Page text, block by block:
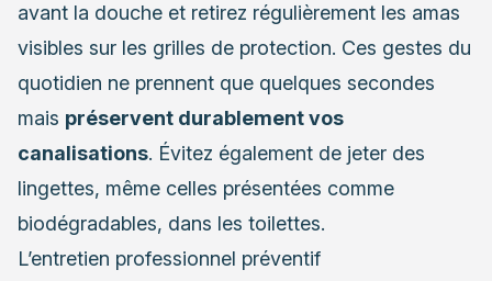
avant la douche et retirez régulièrement les amas
visibles sur les grilles de protection. Ces gestes du
quotidien ne prennent que quelques secondes
mais préservent durablement vos
canalisations. Évitez également de jeter des
lingettes, même celles présentées comme
biodégradables, dans les toilettes.
L’entretien professionnel préventif